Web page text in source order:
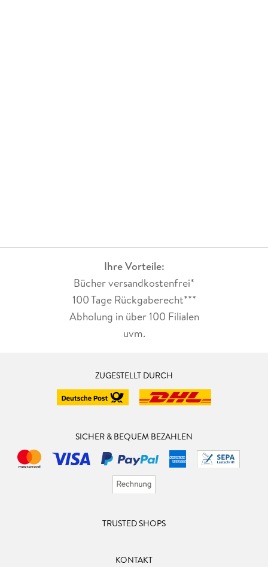
Ihre Vorteile:
Bücher versandkostenfrei*
100 Tage Rückgaberecht***
Abholung in über 100 Filialen
uvm.
ZUGESTELLT DURCH
SICHER & BEQUEM BEZAHLEN
TRUSTED SHOPS
KONTAKT